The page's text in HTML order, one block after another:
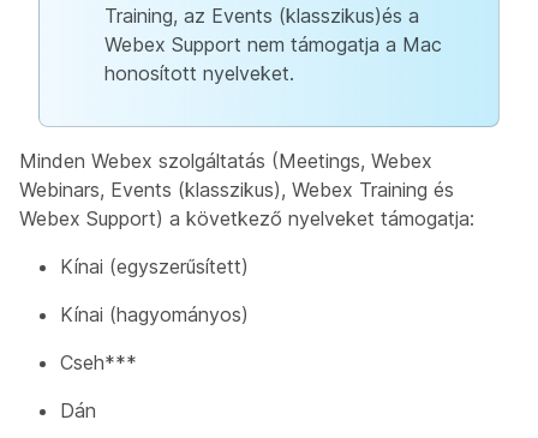
Training, az Events (klasszikus)és a
Webex Support nem támogatja a Mac
honosított nyelveket.
Minden Webex szolgáltatás (Meetings, Webex
Webinars, Events (klasszikus), Webex Training és
Webex Support) a következő nyelveket támogatja:
Kínai (egyszerűsített)
Kínai (hagyományos)
Cseh***
Dán